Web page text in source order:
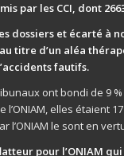
par les CCI, dont
dossiers et écarté à
titre d’un aléa
fautifs.
ont bondi de 9 %
elles étaient
le sont en
pour l’ONIAM